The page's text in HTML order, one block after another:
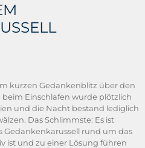
kurzen Gedankenblitz über den
Einschlafen wurde plötzlich
und die Nacht bestand lediglich
Das Schlimmste: Es ist
Gedankenkarussell rund um das
ist und zu einer Lösung führen